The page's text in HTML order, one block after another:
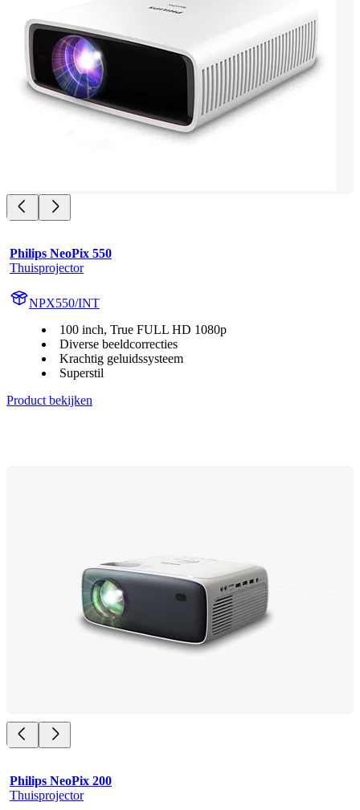
Philips NeoPix 550
Thuisprojector
NPX550/INT
100 inch, True FULL HD 1080p
Diverse beeldcorrecties
Krachtig geluidssysteem
Superstil
Product bekijken
Philips NeoPix 200
Thuisprojector